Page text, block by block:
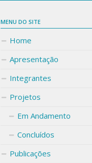
MENU DO SITE
Home
Apresentação
Integrantes
Projetos
Em Andamento
Concluídos
Publicações